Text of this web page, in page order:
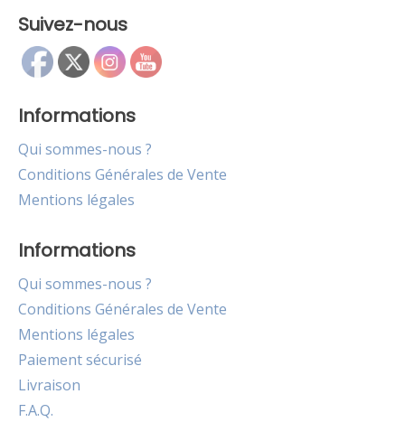
Suivez-nous
Informations
Qui sommes-nous ?
Conditions Générales de Vente
Mentions légales
Informations
Qui sommes-nous ?
Conditions Générales de Vente
Mentions légales
Paiement sécurisé
Livraison
F.A.Q.